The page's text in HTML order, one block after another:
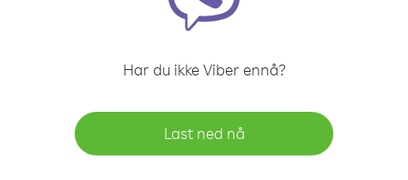
Har du ikke Viber ennå?
Last ned nå